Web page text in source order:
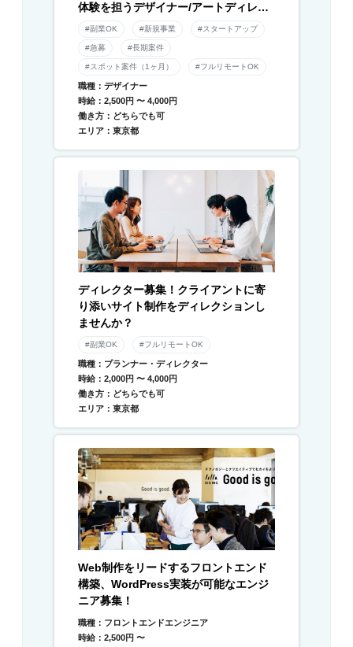
体験を担うデザイナー/アートディレク
ター募集！
#副業OK #新規事業 #スタートアップ
#急募 #長期案件
#スポット案件（1ヶ月） #フルリモートOK
職種：デザイナー
時給：2,500円 〜 4,000円
働き方：どちらでも可
エリア：東京都
ディレクター募集！クライアントに寄
り添いサイト制作をディレクションし
ませんか？
#副業OK #フルリモートOK
職種：プランナー・ディレクター
時給：2,000円 〜 4,000円
働き方：どちらでも可
エリア：東京都
Web制作をリードするフロントエンド
構築、WordPress実装が可能なエンジ
ニア募集！
職種：フロントエンドエンジニア
時給：2,500円 〜